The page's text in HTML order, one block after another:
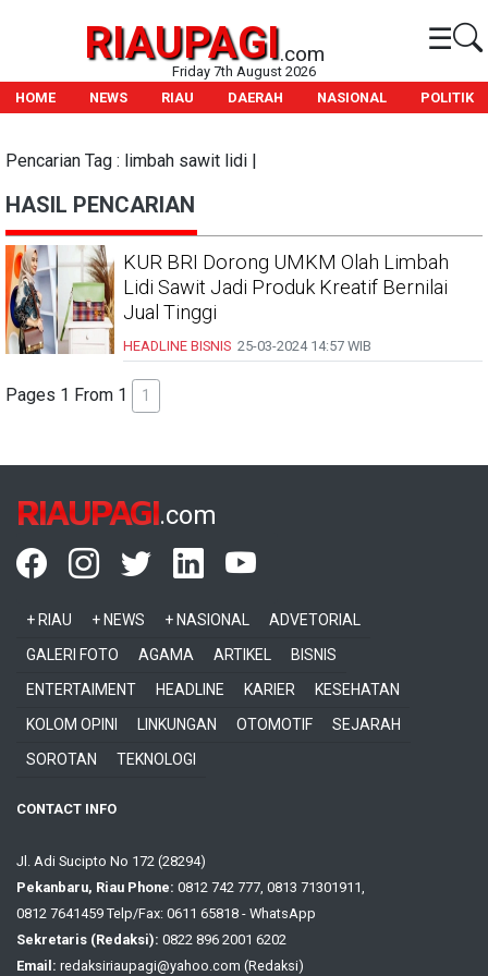
RIAUPAGI.com ☰
Friday 7th August 2026
HOME
NEWS RIAU DAERAH NASIONAL POLITIK
Pencarian Tag : limbah sawit lidi |
HASIL PENCARIAN
KUR BRI Dorong UMKM Olah Limbah
Lidi Sawit Jadi Produk Kreatif Bernilai
Jual Tinggi
HEADLINE BISNIS 25-03-202414:57 WIB
Pages 1 From 1 1
RIAUPAGI.com
+ RIAU + NEWS + NASIONAL
ADVETORIAL
GALERI FOTO
AGAMA ARTIKEL
BISNIS
ENTERTAIMENT
HEADLINE KARIER
KESEHATAN
KOLOM OPINI
LINKUNGAN OTOMOTIF
SEJARAH
SOROTAN
TEKNOLOGI
CONTACT INFO
Jl. Adi Sucipto No 172 (28294)
Pekanbaru, Riau Phone: 0812 742 777, 0813 71301911,
0812 7641459 Telp/Fax: 0611 65818 - WhatsApp
Sekretaris (Redaksi): 0822 896 2001 6202
Email: redaksiriaupagi@yahoo.com (Redaksi)